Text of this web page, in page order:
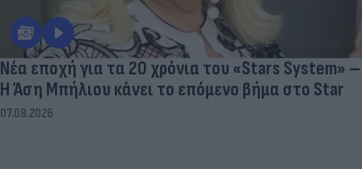
Νέα εποχή για τα 20 χρόνια του «Stars System» –
Η Άση Μπήλιου κάνει το επόμενο βήμα στο Star
07.08.2026